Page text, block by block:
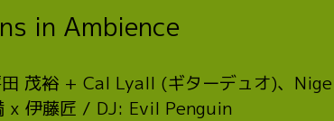
in Ambience
茂裕 + Cal Lyall (ギターデュオ)、
x 伊藤匠 / DJ: Evil Penguin